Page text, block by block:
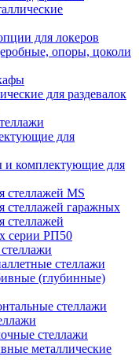
для локеров
опоры, цоколи
для раздевалок
для
и комплектующие для
стеллажей MS
стеллажей гаражных
стеллажей
серии РП50
стеллажи
(глубинные)
стеллажи
стеллажи
металлические